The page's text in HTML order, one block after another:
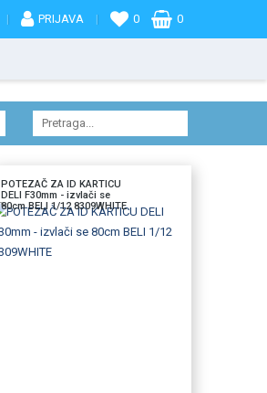
| PRIJAVA | 0 0
POTEZAČ ZA ID KARTICU
DELI F30mm - izvlači se
80cm BELI 1/12 8309WHITE